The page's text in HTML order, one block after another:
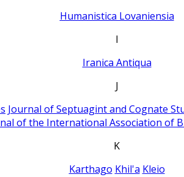
Humanistica Lovaniensia
I
Iranica Antiqua
J
Journal of Septuagint and Cognate
of the International Association of
K
Karthago Khil'a Kleio